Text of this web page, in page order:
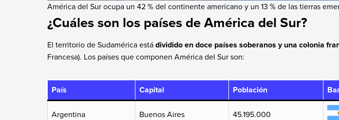
América del Sur ocupa un 42 % del continente americano y un 13 % de las tierras
¿Cuáles son los países de América del Sur?
El territorio de Sudamérica estádividido en doce países soberanos y una colonia
Francesa). Los países que componen América del Sur son:
País Capital Población
Argentina Buenos Aires 45.195.000